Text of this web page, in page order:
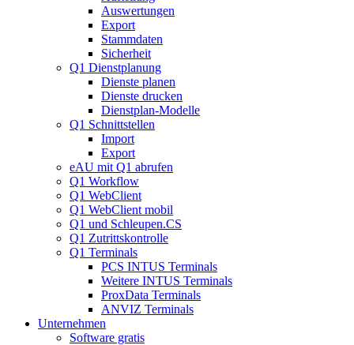
Auswertungen
Export
Stammdaten
Sicherheit
Q1 Dienstplanung
Dienste planen
Dienste drucken
Dienstplan-Modelle
Q1 Schnittstellen
Import
Export
eAU mit Q1 abrufen
Q1 Workflow
Q1 WebClient
Q1 WebClient mobil
Q1 und Schleupen.CS
Q1 Zutrittskontrolle
Q1 Terminals
PCS INTUS Terminals
Weitere INTUS Terminals
ProxData Terminals
ANVIZ Terminals
Unternehmen
Software gratis